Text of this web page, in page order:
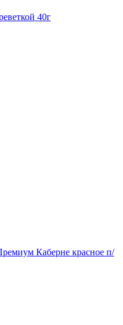
40г
Каберне красное п/